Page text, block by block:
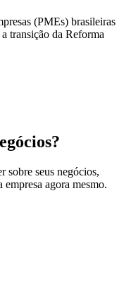
(PMEs) brasileiras
transição da Reforma
sobre seus negócios,
empresa agora mesmo.